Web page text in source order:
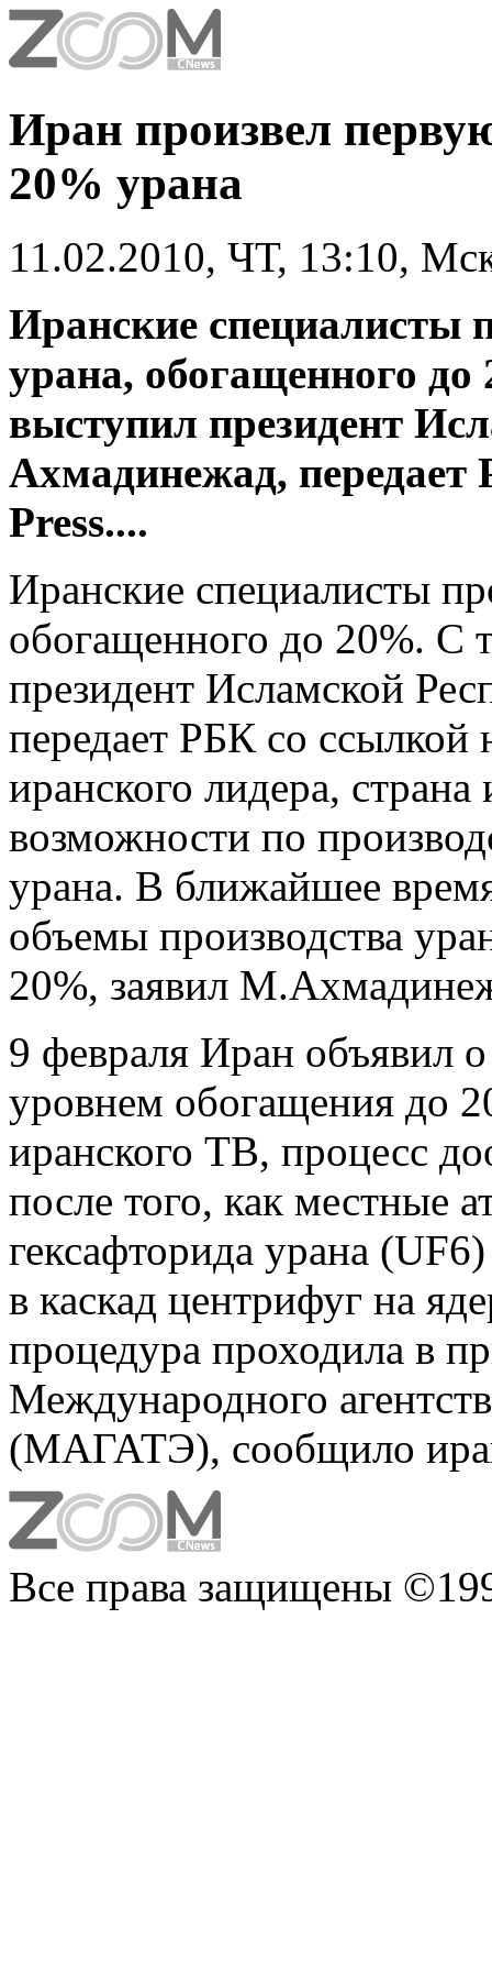
Иран произвел
20% урана
11.02.2010, ЧТ, 13:10,
Иранские специалисты
урана, обогащенного
выступил президент
Ахмадинежад, передает
Press....
Иранские специалисты
обогащенного до 20%. С
президент Исламской
передает РБК со ссылкой
иранского лидера, страна
возможности по
урана. В ближайшее
объемы производства
20%, заявил
9 февраля Иран объявил о
уровнем обогащения до
иранского ТВ, процесс
после того, как местные
гексафторида урана
в каскад центрифуг на
процедура проходила в
Международного
(МАГАТЭ), сообщило
Все права защищены